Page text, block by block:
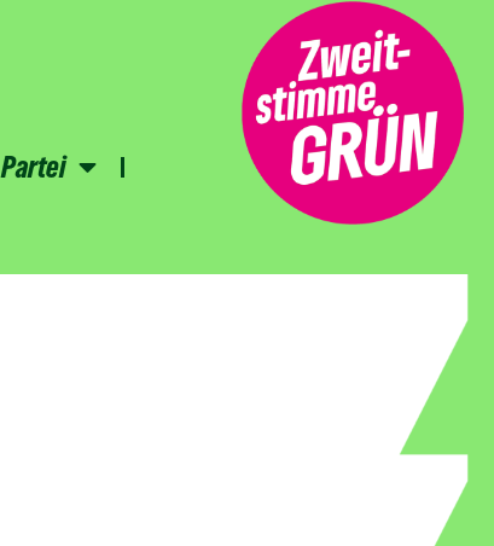
Partei